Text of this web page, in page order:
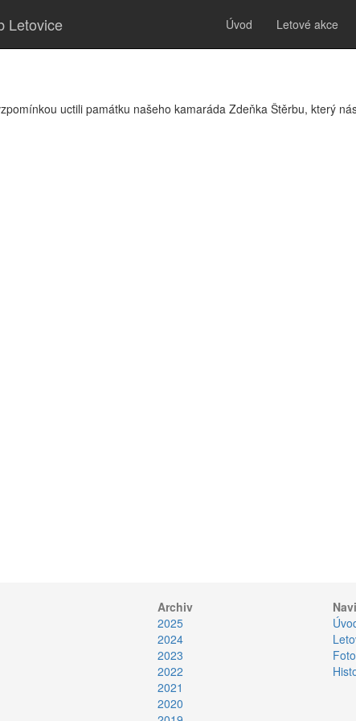
Letovice Úvod Letové akce
uctili památku našeho kamaráda Zdeňka Štěrbu, který
Archiv
2025
2024
2023
2022
2021
2020